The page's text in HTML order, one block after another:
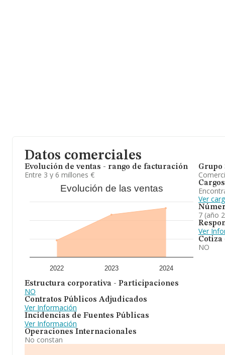
Datos comerciales
Evolución de ventas - rango de facturación
Entre 3 y 6 millones €
Evolución de las ventas
2022 2023 2024
Estructura corporativa - Participaciones
NO
Contratos Públicos Adjudicados
Ver Información
Incidencias de Fuentes Públicas
Ver Información
Operaciones Internacionales
No constan
Grupo
Cargos
Ver
7 (año
Ver
Cotiza
NO